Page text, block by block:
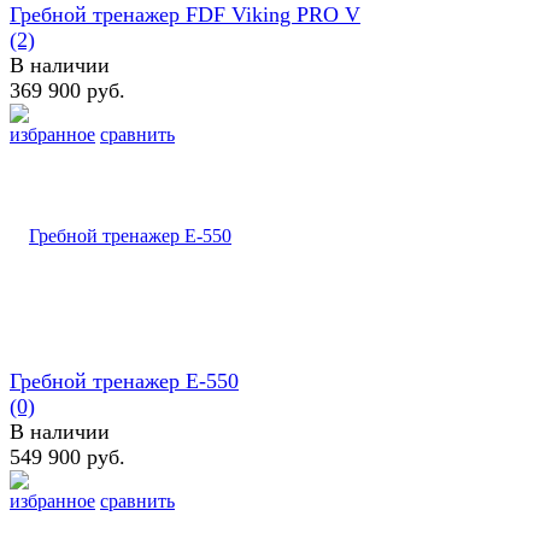
избранное сравнить
Гребной тренажер FDF Viking PRO V
(2)
В наличии
369 900 руб.
избранное сравнить
Гребной тренажер E-550
(0)
В наличии
549 900 руб.